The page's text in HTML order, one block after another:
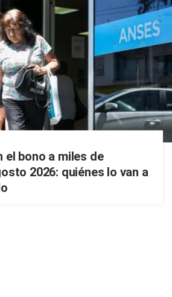
el bono a miles de
2026: quiénes lo van a